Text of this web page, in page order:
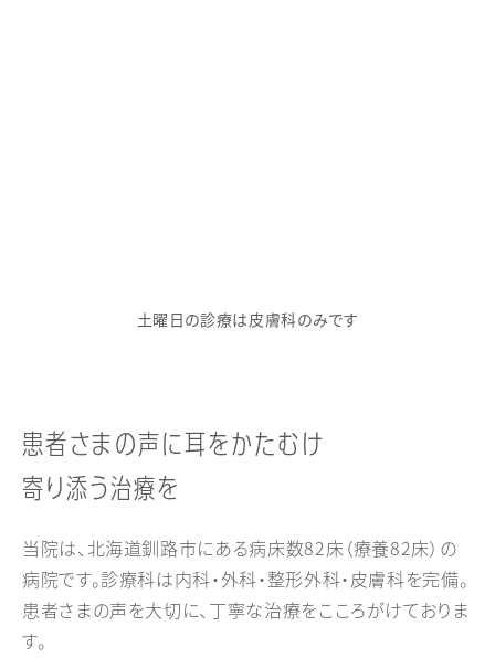
土曜日の診療は皮膚科のみです
患者さまの声に耳をかたむけ
寄り添う治療を
当院は、北海道釧路市にある病床数82床（療養82床）の
病院です。診療科は内科・外科・整形外科・皮膚科を完備。
患者さまの声を大切に、丁寧な治療をこころがけておりま
す。